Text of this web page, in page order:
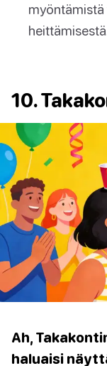
10.
Ah,
haluaisi